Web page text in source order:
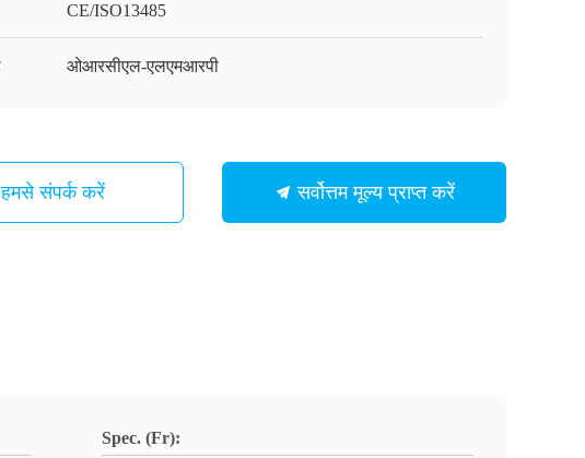
CE/ISO13485
ओआरसीएल-एलएमआरपी
हमसे संपर्क करें सर्वोत्तम मूल्य प्राप्त करें
Spec. (Fr):